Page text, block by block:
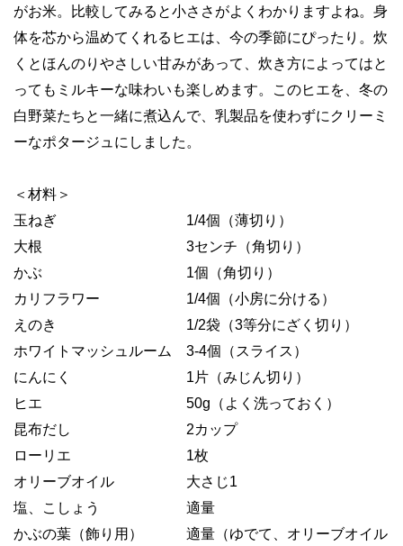
がお米。比較してみると小ささがよくわかりますよね。身
体を芯から温めてくれるヒエは、今の季節にぴったり。炊
くとほんのりやさしい甘みがあって、炊き方によってはと
ってもミルキーな味わいも楽しめます。このヒエを、冬の
白野菜たちと一緒に煮込んで、乳製品を使わずにクリーミ
ーなポタージュにしました。
＜材料＞
玉ねぎ 1/4個（薄切り）
大根 3センチ（角切り）
かぶ 1個（角切り）
カリフラワー 1/4個（小房に分ける）
えのき 1/2袋（3等分にざく切り）
ホワイトマッシュルーム 3-4個（スライス）
にんにく 1片（みじん切り）
ヒエ 50g（よく洗っておく）
昆布だし 2カップ
ローリエ 1枚
オリーブオイル 大さじ1
塩、こしょう 適量
かぶの葉（飾り用） 適量（ゆでて、オリーブオイル